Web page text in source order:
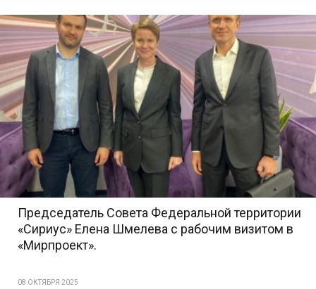
Председатель Совета Федеральной территории
«Сириус» Елена Шмелева с рабочим визитом в
«Мирпроект».
08 ОКТЯБРЯ 2025